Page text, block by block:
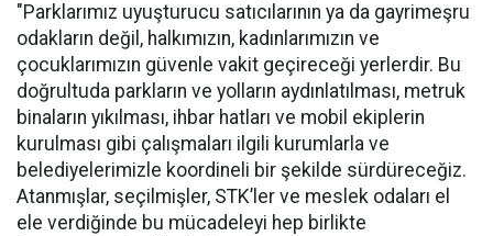
"Parklarımız uyuşturucu satıcılarının ya da gayrimeşru
odakların değil, halkımızın, kadınlarımızın ve
çocuklarımızın güvenle vakit geçireceği yerlerdir. Bu
doğrultuda parkların ve yolların aydınlatılması, metruk
binaların yıkılması, ihbar hatları ve mobil ekiplerin
kurulması gibi çalışmaları ilgili kurumlarla ve
belediyelerimizle koordineli bir şekilde sürdüreceğiz.
Atanmışlar, seçilmişler, STK’ler ve meslek odaları el
ele verdiğinde bu mücadeleyi hep birlikte